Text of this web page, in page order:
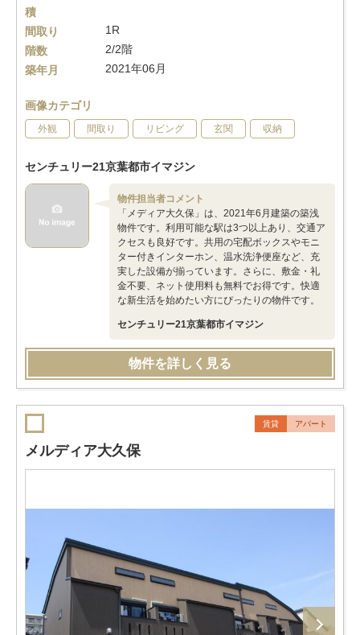
積
間取り
1R
階数
2/2階
築年月
2021年06月
画像カテゴリ
外観 間取り リビング 玄関 収納
センチュリー21京葉都市イマジン
物件担当者コメント
「メディア大久保」は、2021年6月建築の築浅
物件です。利用可能な駅は3つ以上あり、交通ア
クセスも良好です。共用の宅配ボックスやモニ
ター付きインターホン、温水洗浄便座など、充
実した設備が揃っています。さらに、敷金・礼
金不要、ネット使用料も無料でお得です。快適
な新生活を始めたい方にぴったりの物件です。
センチュリー21京葉都市イマジン
物件を詳しく見る
賃貸 アパート
メルディア大久保